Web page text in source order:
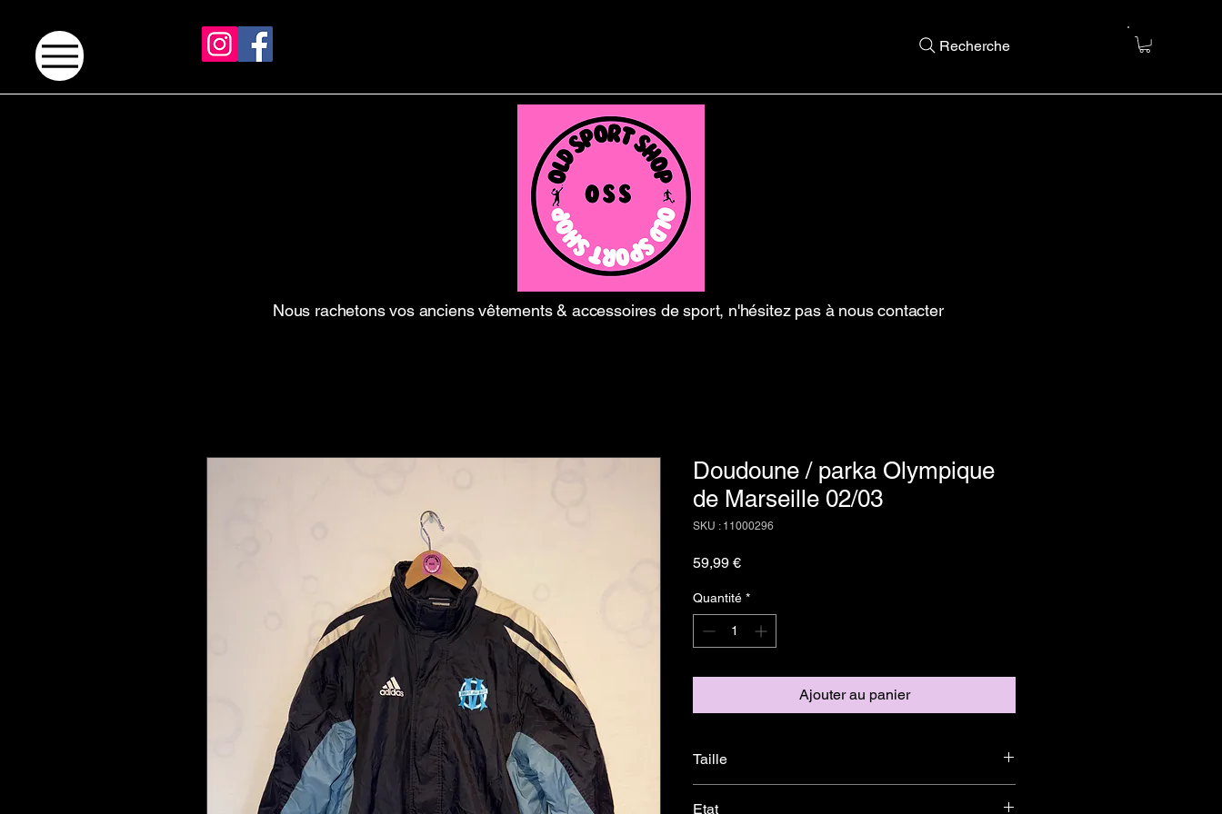
Recherche
Nous rachetons vos anciens vêtements & accessoires de sport, n'hésitez pas à nous contacter
Doudoune / parka Olympique
de Marseille 02/03
SKU : 11000296
59,99 €Prix
Quantité *
Ajouter au panier
Taille
Etat